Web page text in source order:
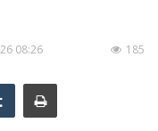
08:26 185